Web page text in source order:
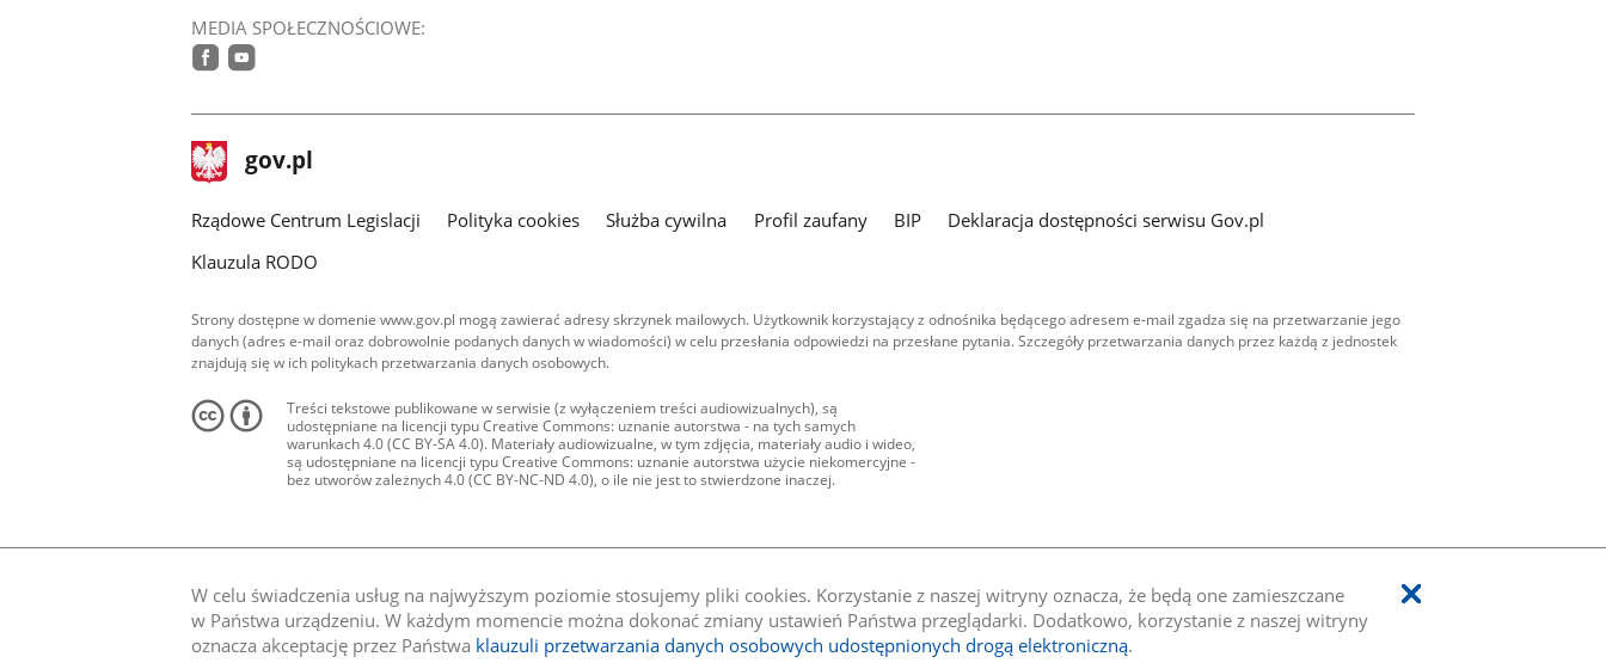
W celu świadczenia usług na najwyższym poziomie stosujemy pliki cookies. Korzystanie z naszej witryny oznacza, że będą one zamieszczane
w Państwa urządzeniu. W każdym momencie można dokonać zmiany ustawień Państwa przeglądarki. Dodatkowo, korzystanie z naszej witryny
oznacza akceptację przez Państwa klauzuli przetwarzania danych osobowych udostępnionych drogą elektroniczną.
MEDIA SPOŁECZNOŚCIOWE:
stopka
gov.pl Strona
gov.pl
Rządowe Centrum Legislacji Polityka cookies Służba cywilna Profil zaufany BIP
Deklaracja dostępności serwisu Gov.pl
Klauzula RODO
Strony dostępne w domenie www.gov.pl mogą zawierać adresy skrzynek mailowych. Użytkownik korzystający z odnośnika będącego adresem e-mail zgadza się na przetwarzanie jego
danych (adres e-mail oraz dobrowolnie podanych danych w wiadomości) w celu przesłania odpowiedzi na przesłane pytania. Szczegóły przetwarzania danych przez każdą z jednostek
znajdują się w ich politykach przetwarzania danych osobowych.
Treści tekstowe publikowane w serwisie (z wyłączeniem treści audiowizualnych), są
udostępniane na licencji typu Creative Commons: uznanie autorstwa - na tych samych
warunkach 4.0 (CC BY-SA 4.0). Materiały audiowizualne, w tym zdjęcia, materiały audio i wideo,
są udostępniane na licencji typu Creative Commons: uznanie autorstwa użycie niekomercyjne -
bez utworów zależnych 4.0 (CC BY-NC-ND 4.0), o ile nie jest to stwierdzone inaczej.